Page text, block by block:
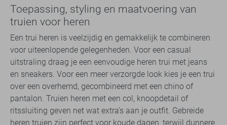
Toepassing, styling en maatvoering van
truien voor heren
Een trui heren is veelzijdig en gemakkelijk te combineren
voor uiteenlopende gelegenheden. Voor een casual
uitstraling draag je een eenvoudige heren trui met jeans
en sneakers. Voor een meer verzorgde look kies je een trui
over een overhemd, gecombineerd met een chino of
pantalon. Truien heren met een col, knoopdetail of
ritssluiting geven net wat extra’s aan je outfit. Gebreide
heren truien zijn perfect voor koude dagen, terwijl dunnere